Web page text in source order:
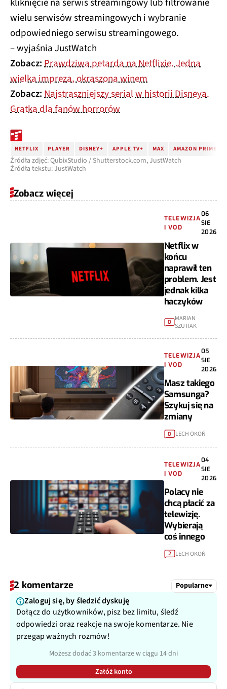
kliknięcie na serwis streamingowy lub filtrowanie
wielu serwisów streamingowych i wybranie
odpowiedniego serwisu streamingowego.
– wyjaśnia JustWatch
Zobacz:Prawdziwa petarda na Netflixie. Jedna
wielka impreza, okraszona winem
Zobacz:Najstraszniejszy serial w historii Disneya.
Gratka dla fanów horrorów
NETFLIX PLAYER DISNEY+ APPLE TV+ MAX AMAZON PRIME
Źródła zdjęć: QubixStudio / Shutterstock.com, JustWatch
Źródła tekstu: JustWatch
Zobacz więcej
TELEWIZJA
I VOD
06
SIE
2026
Netflix w
końcu
naprawił ten
problem. Jest
jednak kilka
haczyków
0
MARIAN
SZUTIAK
TELEWIZJA
I VOD
05
SIE
2026
Masz takiego
Samsunga?
Szykuj się na
zmiany
0 LECH OKOŃ
TELEWIZJA
I VOD
04
SIE
2026
Polacy nie
chcą płacić za
telewizję.
Wybierają
coś innego
2 LECH OKOŃ
2 komentarze Popularne
Zaloguj się, by śledzić dyskuję
Dołącz do użytkowników, pisz bez limitu, śledź
odpowiedzi oraz reakcje na swoje komentarze. Nie
przegap ważnych rozmów!
Możesz dodać 3 komentarze w ciągu 14 dni
Załóż konto